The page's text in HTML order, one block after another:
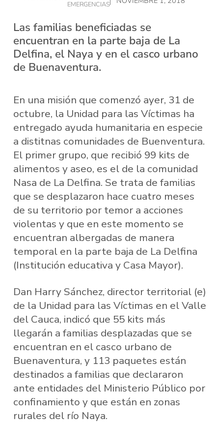
EMERGENCIAS
Las familias beneficiadas se
encuentran en la parte baja de La
Delfina, el Naya y en el casco urbano
de Buenaventura.
En una misión que comenzó ayer, 31 de
octubre, la Unidad para las Víctimas ha
entregado ayuda humanitaria en especie
a distitnas comunidades de Buenventura.
El primer grupo, que recibió 99 kits de
alimentos y aseo, es el de la comunidad
Nasa de La Delfina. Se trata de familias
que se desplazaron hace cuatro meses
de su territorio por temor a acciones
violentas y que en este momento se
encuentran albergadas de manera
temporal en la parte baja de La Delfina
(Institución educativa y Casa Mayor).
Dan Harry Sánchez, director territorial (e)
de la Unidad para las Víctimas en el Valle
del Cauca, indicó que 55 kits más
llegarán a familias desplazadas que se
encuentran en el casco urbano de
Buenaventura, y 113 paquetes están
destinados a familias que declararon
ante entidades del Ministerio Público por
confinamiento y que están en zonas
rurales del río Naya.